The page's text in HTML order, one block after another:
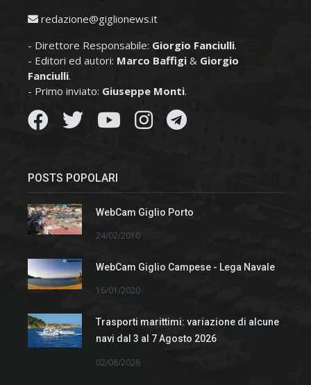
redazione@giglionews.it
- Direttore Responsabile: Giorgio Fanciulli.
- Editori ed autori: Marco Baffigi & Giorgio
Fanciulli.
- Primo inviato: Giuseppe Monti.
POSTS POPOLARI
WebCam Giglio Porto
24/02/2010
WebCam Giglio Campese - Lega Navale
16/01/2020
Trasporti marittimi: variazione di alcune
navi dal 3 al 7 Agosto 2026
02/08/2026